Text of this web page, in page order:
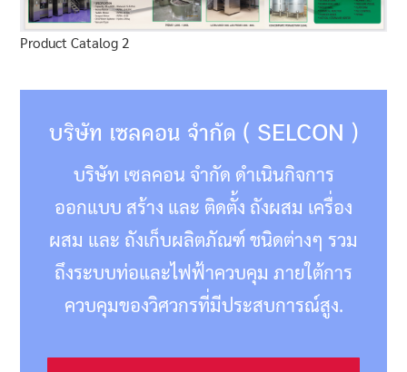
Product Catalog 2
บริษัท เซลคอน จำกัด ( SELCON )
บริษัท เซลคอน จำกัด ดำเนินกิจการ
ออกแบบ สร้าง และ ติดตั้ง ถังผสม เครื่อง
ผสม และ ถังเก็บผลิตภัณฑ์ ชนิดต่างๆ รวม
ถึงระบบท่อและไฟฟ้าควบคุม ภายใต้การ
ควบคุมของวิศวกรที่มีประสบการณ์สูง.